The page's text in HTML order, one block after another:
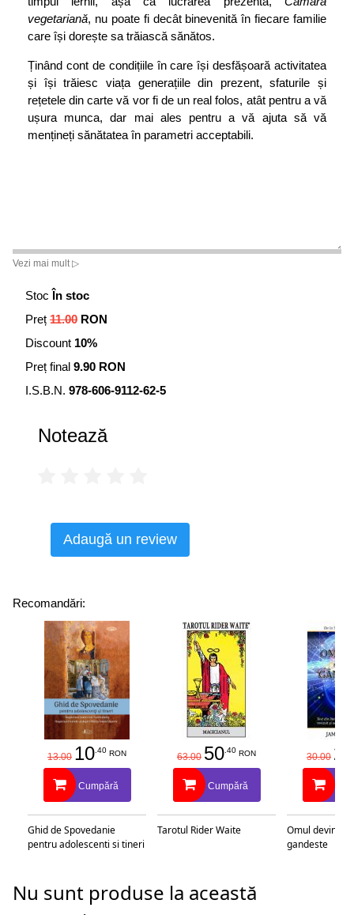
vegetariană, nu poate fi decât binevenită în fiecare familie
care își dorește sa trăiască sănătos.
Ținând cont de condițiile în care își desfășoară activitatea
și își trăiesc viața generațiile din prezent, sfaturile și
rețetele din carte vă vor fi de un real folos, atât pentru a vă
ușura munca, dar mai ales pentru a vă ajuta să vă
mențineți sănătatea în parametri acceptabili.
Vezi mai mult ▷
Stoc În stoc
Preț 11.00 RON
Discount 10%
Preț final 9.90 RON
I.S.B.N. 978-606-9112-62-5
Notează
Adaugă un review
Recomandări:
13.00 10.40 RON
Cumpără
Ghid de Spovedanie
pentru adolescenti si tineri
63.00 50.40 RON
Cumpără
Tarotul Rider Waite
30.00 25
Omul devine
gandeste
Nu sunt produse la această